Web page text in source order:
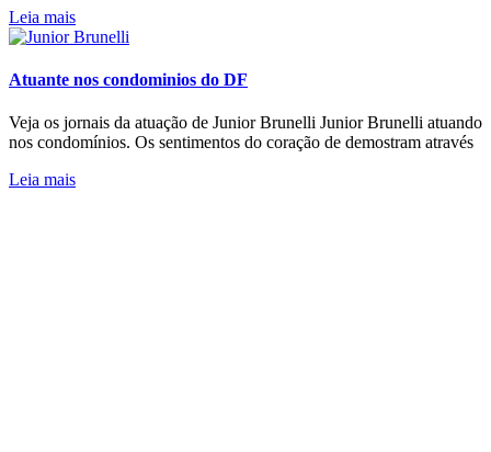
Leia mais
Atuante nos condominios do DF
Veja os jornais da atuação de Junior Brunelli Junior Brunelli atuando
nos condomínios. Os sentimentos do coração de demostram através
Leia mais